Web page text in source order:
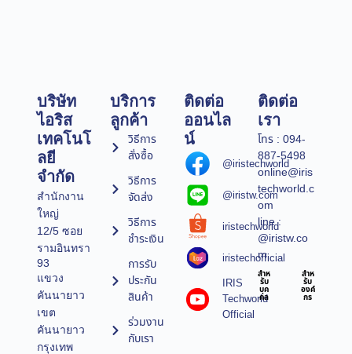
บริษัท
ไอริส
เทคโนโ
ลยี
จำกัด
สำนักงาน
ใหญ่
12/5 ซอย
รามอินทรา
93
แขวง
คันนายาว
เขต
คันนายาว
กรุงเทพ
บริการ
ลูกค้า
วิธีการ
สั่งซื้อ
วิธีการ
จัดส่ง
วิธีการ
ชำระเงิน
การรับ
ประกัน
สินค้า
ร่วมงาน
กับเรา
ติดต่อ
ออนไล
น์
@iristechworld
@iristw.com
iristechworld
iristechofficial
IRIS
Techworld
Official
ติดต่อ
เรา
โทร : 094-
887-5498
online@iris
techworld.c
om
line :
@iristw.co
m
สำห
รับ
บุค
คล
สำห
รับ
องค์
กร